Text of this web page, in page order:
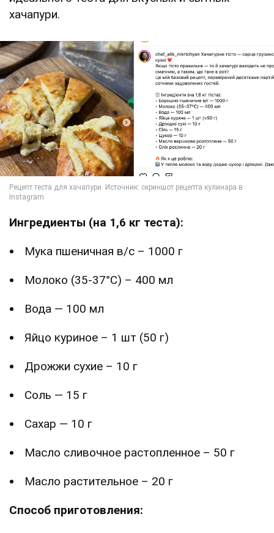
хачапури.
Ингредиенты (на 1,6 кг теста):
Мука пшеничная в/с – 1000 г
Молоко (35-37°C) – 400 мл
Вода — 100 мл
Яйцо куриное – 1 шт (50 г)
Дрожжи сухие – 10 г
Соль — 15 г
Сахар — 10 г
Масло сливочное растопленное – 50 г
Масло растительное – 20 г
Способ приготовления: